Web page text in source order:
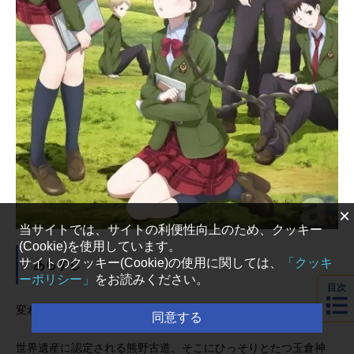
あらすじ
変わりたい、変えたい。私も、未来も―――
世界遺産に認定される熊野古道、そこにひっそりとたつ玉倉神
目次
×
当サイトでは、サイトの利便性向上のため、クッキー
(Cookie)を使用しています。
サイトのクッキー(Cookie)の使用に関しては、
「クッキ
ーポリシー」
をお読みください。
同意する